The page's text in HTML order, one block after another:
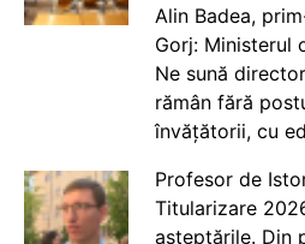
Alin Badea,
Gorj: Ministerul
Ne sună
rămân fără
învățătorii, cu
Profesor de
Titularizare
așteptările. Din